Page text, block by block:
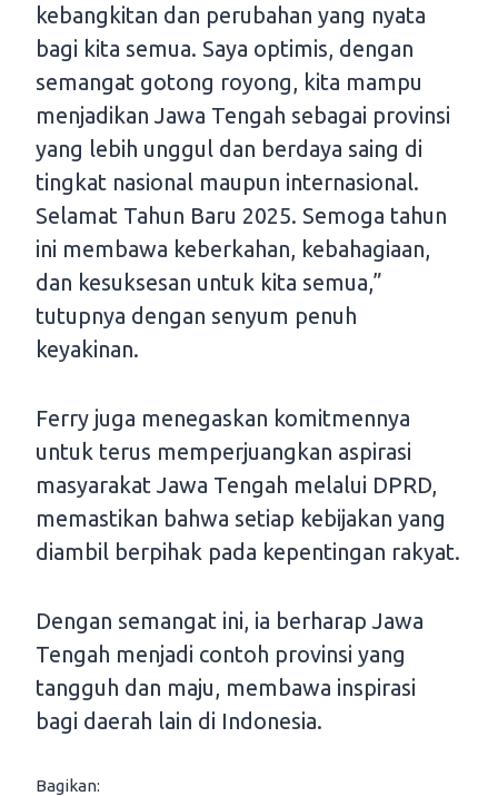
kebangkitan dan perubahan yang nyata
bagi kita semua. Saya optimis, dengan
semangat gotong royong, kita mampu
menjadikan Jawa Tengah sebagai provinsi
yang lebih unggul dan berdaya saing di
tingkat nasional maupun internasional.
Selamat Tahun Baru 2025. Semoga tahun
ini membawa keberkahan, kebahagiaan,
dan kesuksesan untuk kita semua,”
tutupnya dengan senyum penuh
keyakinan.
Ferry juga menegaskan komitmennya
untuk terus memperjuangkan aspirasi
masyarakat Jawa Tengah melalui DPRD,
memastikan bahwa setiap kebijakan yang
diambil berpihak pada kepentingan rakyat.
Dengan semangat ini, ia berharap Jawa
Tengah menjadi contoh provinsi yang
tangguh dan maju, membawa inspirasi
bagi daerah lain di Indonesia.
Bagikan: